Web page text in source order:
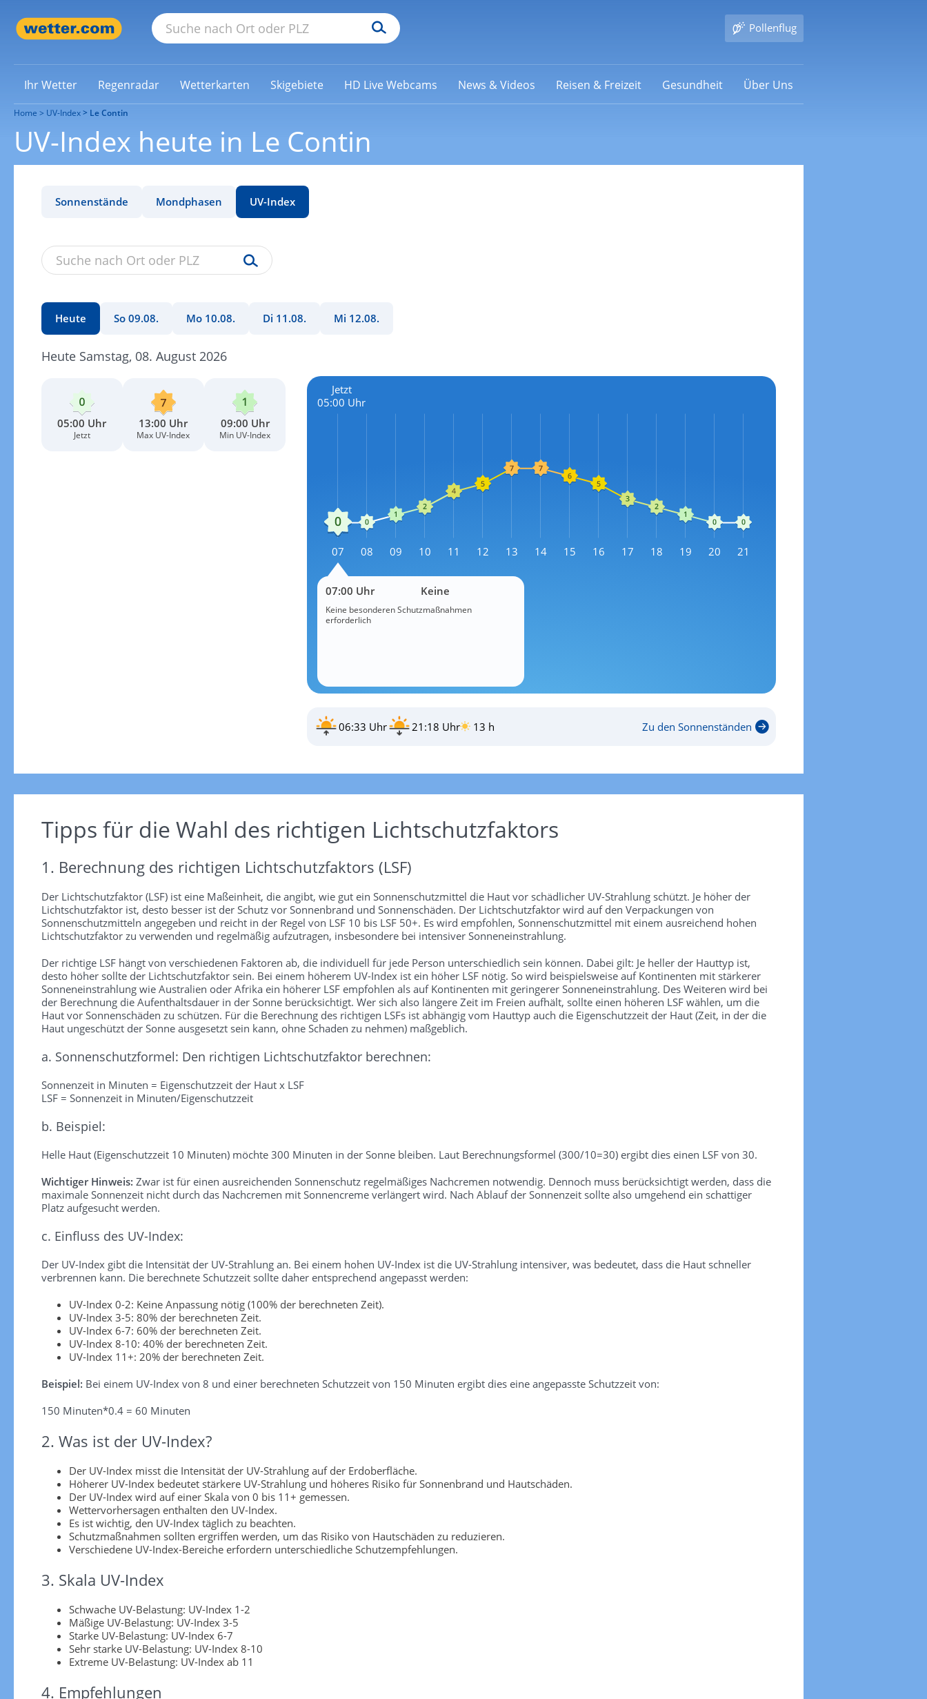
Pollenflug
Ihr Wetter Regenradar Wetterkarten Skigebiete HD Live Webcams News & Videos Reisen & Freizeit Gesundheit Über Uns
Home UV-Index Le Contin
UV-Index heute in Le Contin
Sonnenstände Mondphasen UV-Index
Heute So 09.08. Mo 10.08. Di 11.08. Mi 12.08.
Heute Samstag, 08. August 2026
05:00 Uhr
Jetzt
13:00 Uhr
Max UV-Index
09:00 Uhr
Min UV-Index
Jetzt
05:00 Uhr
L
07 08 09 10 11 12 13 14 15 16 17 18 19 20 21
07:00 Uhr Keine
Keine besonderen Schutzmaßnahmen
erforderlich
06:33 Uhr 21:18 Uhr 13 h Zu den Sonnenständen
Tipps für die Wahl des richtigen Lichtschutzfaktors
1. Berechnung des richtigen Lichtschutzfaktors (LSF)
Der Lichtschutzfaktor (LSF) ist eine Maßeinheit, die angibt, wie gut ein Sonnenschutzmittel die Haut vor schädlicher UV-Strahlung schützt. Je höher der
Lichtschutzfaktor ist, desto besser ist der Schutz vor Sonnenbrand und Sonnenschäden. Der Lichtschutzfaktor wird auf den Verpackungen von
Sonnenschutzmitteln angegeben und reicht in der Regel von LSF 10 bis LSF 50+. Es wird empfohlen, Sonnenschutzmittel mit einem ausreichend hohen
Lichtschutzfaktor zu verwenden und regelmäßig aufzutragen, insbesondere bei intensiver Sonneneinstrahlung.
Der richtige LSF hängt von verschiedenen Faktoren ab, die individuell für jede Person unterschiedlich sein können. Dabei gilt: Je heller der Hauttyp ist,
desto höher sollte der Lichtschutzfaktor sein. Bei einem höherem UV-Index ist ein höher LSF nötig. So wird beispielsweise auf Kontinenten mit stärkerer
Sonneneinstrahlung wie Australien oder Afrika ein höherer LSF empfohlen als auf Kontinenten mit geringerer Sonneneinstrahlung. Des Weiteren wird bei
der Berechnung die Aufenthaltsdauer in der Sonne berücksichtigt. Wer sich also längere Zeit im Freien aufhält, sollte einen höheren LSF wählen, um die
Haut vor Sonnenschäden zu schützen. Für die Berechnung des richtigen LSFs ist abhängig vom Hauttyp auch die Eigenschutzzeit der Haut (Zeit, in der die
Haut ungeschützt der Sonne ausgesetzt sein kann, ohne Schaden zu nehmen) maßgeblich.
a. Sonnenschutzformel: Den richtigen Lichtschutzfaktor berechnen:
Sonnenzeit in Minuten = Eigenschutzzeit der Haut x LSF
LSF = Sonnenzeit in Minuten/Eigenschutzzeit
b. Beispiel:
Helle Haut (Eigenschutzzeit 10 Minuten) möchte 300 Minuten in der Sonne bleiben. Laut Berechnungsformel (300/10=30) ergibt dies einen LSF von 30.
Wichtiger Hinweis: Zwar ist für einen ausreichenden Sonnenschutz regelmäßiges Nachcremen notwendig. Dennoch muss berücksichtigt werden, dass die
maximale Sonnenzeit nicht durch das Nachcremen mit Sonnencreme verlängert wird. Nach Ablauf der Sonnenzeit sollte also umgehend ein schattiger
Platz aufgesucht werden.
c. Einfluss des UV-Index:
Der UV-Index gibt die Intensität der UV-Strahlung an. Bei einem hohen UV-Index ist die UV-Strahlung intensiver, was bedeutet, dass die Haut schneller
verbrennen kann. Die berechnete Schutzzeit sollte daher entsprechend angepasst werden:
UV-Index 0-2: Keine Anpassung nötig (100% der berechneten Zeit).
UV-Index 3-5: 80% der berechneten Zeit.
UV-Index 6-7: 60% der berechneten Zeit.
UV-Index 8-10: 40% der berechneten Zeit.
UV-Index 11+: 20% der berechneten Zeit.
Beispiel: Bei einem UV-Index von 8 und einer berechneten Schutzzeit von 150 Minuten ergibt dies eine angepasste Schutzzeit von:
150 Minuten*0.4 = 60 Minuten
2. Was ist der UV-Index?
Der UV-Index misst die Intensität der UV-Strahlung auf der Erdoberfläche.
Höherer UV-Index bedeutet stärkere UV-Strahlung und höheres Risiko für Sonnenbrand und Hautschäden.
Der UV-Index wird auf einer Skala von 0 bis 11+ gemessen.
Wettervorhersagen enthalten den UV-Index.
Es ist wichtig, den UV-Index täglich zu beachten.
Schutzmaßnahmen sollten ergriffen werden, um das Risiko von Hautschäden zu reduzieren.
Verschiedene UV-Index-Bereiche erfordern unterschiedliche Schutzempfehlungen.
3. Skala UV-Index
Schwache UV-Belastung: UV-Index 1-2
Mäßige UV-Belastung: UV-Index 3-5
Starke UV-Belastung: UV-Index 6-7
Sehr starke UV-Belastung: UV-Index 8-10
Extreme UV-Belastung: UV-Index ab 11
4. Empfehlungen